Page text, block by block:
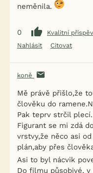
neměnila.
0
Kvalitní
Nahlásit
Citovat
koně
Mě právě přišlo,že
člověku do
Pak teprv strčil plecí.
Figurant se mi zdá
vrstvy,že něco asi
plán,aby přes
Asi to byl nácvik
Do filmu působivé,